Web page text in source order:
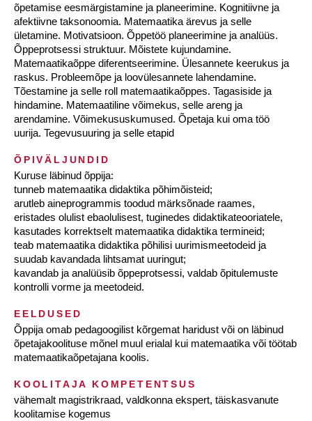
õpetamise eesmärgistamine ja planeerimine. Kognitiivne ja
afektiivne taksonoomia. Matemaatika ärevus ja selle
ületamine. Motivatsioon. Õppetöö planeerimine ja analüüs.
Õppeprotsessi struktuur. Mõistete kujundamine.
Matemaatikaõppe diferentseerimine. Ülesannete keerukus ja
raskus. Probleemõpe ja loovülesannete lahendamine.
Tõestamine ja selle roll matemaatikaõppes. Tagasiside ja
hindamine. Matemaatiline võimekus, selle areng ja
arendamine. Võimekususkumused. Õpetaja kui oma töö
uurija. Tegevusuuring ja selle etapid
ÕPIVÄLJUNDID
Kuruse läbinud õppija:
tunneb matemaatika didaktika põhimõisteid;
arutleb aineprogrammis toodud märksõnade raames,
eristades olulist ebaolulisest, tuginedes didaktikateooriatele,
kasutades korrektselt matemaatika didaktika termineid;
teab matemaatika didaktika põhilisi uurimismeetodeid ja
suudab kavandada lihtsamat uuringut;
kavandab ja analüüsib õppeprotsessi, valdab õpitulemuste
kontrolli vorme ja meetodeid.
EELDUSED
Õppija omab pedagoogilist kõrgemat haridust või on läbinud
õpetajakoolituse mõnel muul erialal kui matemaatika või töötab
matemaatikaõpetajana koolis.
KOOLITAJA KOMPETENTSUS
vähemalt magistrikraad, valdkonna ekspert, täiskasvanute
koolitamise kogemus